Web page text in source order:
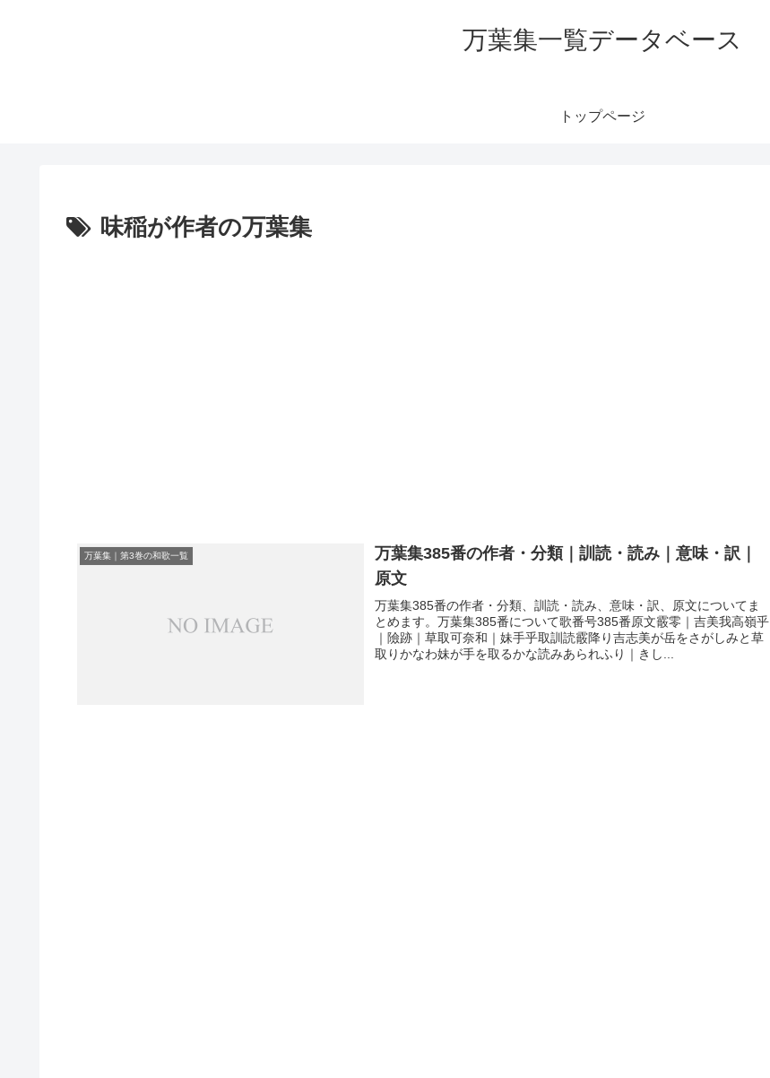
万葉集一覧データベース
トップページ
味稲が作者の万葉集
万葉集｜第3巻の和歌一覧
万葉集385番の作者・分類｜訓読・読み｜意味・訳｜
原文
万葉集385番の作者・分類、訓読・読み、意味・訳、原文についてま
とめます。万葉集385番について歌番号385番原文霰零｜吉美我高嶺乎
｜險跡｜草取可奈和｜妹手乎取訓読霰降り吉志美が岳をさがしみと草
取りかなわ妹が手を取るかな読みあられふり｜きし...